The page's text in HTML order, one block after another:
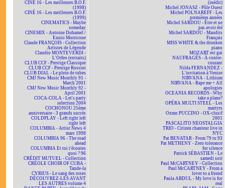
CINÉ 16 - Les meilleures B.O.F.
(1998)
CINÉ 16 - Les meilleures B.O.F.
(1999)
CINEMATICS - Maybe
someday
CINEMIX - Antoine Duhamel /
Ennio Morricone
Claude FRANÇOIS - Collection
Artistes de Légende
Claudio MONTEVERDI -
L'Orfeo (extraits)
CLUB CCF - Prestige Classique
CLUB CCF - Prestige Rossini
CLUB DIAL - Le plein de tubes
CMJ New Music Monthly 91 -
March 2001
CMJ New Music Monthly 92 -
April 2001
COCA-COLA - Let's party
selection 2004
COCHONOU 25ème
anniversaire - 3 grands succès
COLDPLAY - Left right left
right left
COLUMBIA - Artist News 4
mars 1998
COLUMBIA 96 - The road
ahead
COLUMBIA Et toi t'écoutes
quoi ? 96
CRÉDIT MUTUEL - Collection
CRÉOLE CHOIR OF CUBA -
Tande-la
CYRIUS - Le sang des roses
DÉCOUVREZ-LES AVANT
LES AUTRES volume 4
(inédit)
Michel JONASZ - Pôle Ouest
Michel POLNAREFF - Les
premières années
Michel SARDOU - Être et ne
pas avoir été
Michel SARDOU - Maudits
Français
MISS WHITE & the drunken
piano
MOZART est gai
NAUFRAGÉS - À contre-
courant
Nilda FERNANDEZ -
L'invitation à Venise
NIRVANA - Lithium
NIRVANA - Rape me + All
apologies
OCEANIA RECORDS - Why
take a plane?
OPÉRA MULTI STEEL - Les
martyrs
Oxmo PUCCINO - OX-clusif
2001
PASCALITO NEOSTALGIA
TRIO - Citizen chanteur live in
NYC
Pat BENATAR - From 79 to 93
Pat METHENY - Zero tolerance
for silence
Patrick SÉBASTIEN - Le
samedi soir
Paul McCARTNEY - Collection
Paul McCARTNEY - From a
lover to a friend
Paula ABDUL - My love is for
real